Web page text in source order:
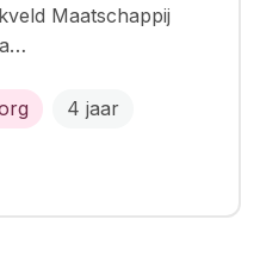
Maatschappij
4 jaar